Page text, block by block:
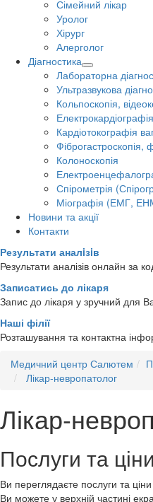
Сімейний лікар
Уролог
Хірург
Алерголог
Діагностика
Лабораторна
Ультразвукова
Кольпоскопія,
Електрокардіографія
Кардіотокографія
Фіброгастроскопія,
Колоноскопія
Спірометрія
Міографія (ЕМГ,
Новини та акції
Контакти
Результати аналiзiв
Результати аналізів онлайн за
Записатись до лікаря
Запис до лікаря у зручний для
Наші філії
Розташування та контактна
Медичний центр Салютем
Лікар-невропатолог
Лікар-
Послуги та ціни
Ви переглядаєте послуги та
Ви можете у верхній частині